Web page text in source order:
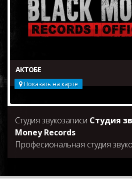
АКТОБЕ
Показать на карте
Студия звукозаписи Студия
Money Records
Професиональная студия